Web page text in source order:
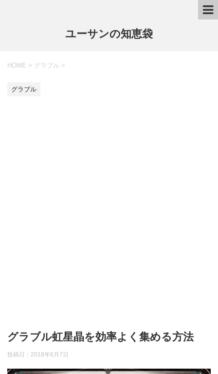
ユーサンの知恵袋
HOME > グラブル >
グラブル
グラブル虹星晶を効率よく集める方法
投稿日： 2018年6月7日